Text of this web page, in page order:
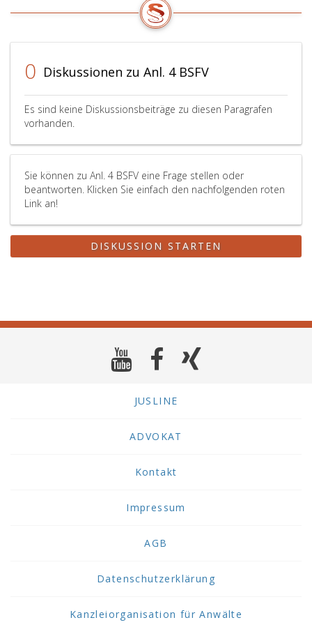
0 Diskussionen zu Anl. 4 BSFV
Es sind keine Diskussionsbeiträge zu diesen Paragrafen
vorhanden.
Sie können zu Anl. 4 BSFV eine Frage stellen oder
beantworten. Klicken Sie einfach den nachfolgenden roten
Link an!
DISKUSSION STARTEN
JUSLINE
ADVOKAT
Kontakt
Impressum
AGB
Datenschutzerklärung
Kanzleiorganisation für Anwälte